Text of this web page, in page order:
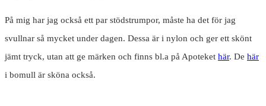
På mig har jag också ett par stödstrumpor, måste ha det för jag
svullnar så mycket under dagen. Dessa är i nylon och ger ett skönt
jämt tryck, utan att ge märken och finns bl.a på Apoteket här. De här
i bomull är sköna också.